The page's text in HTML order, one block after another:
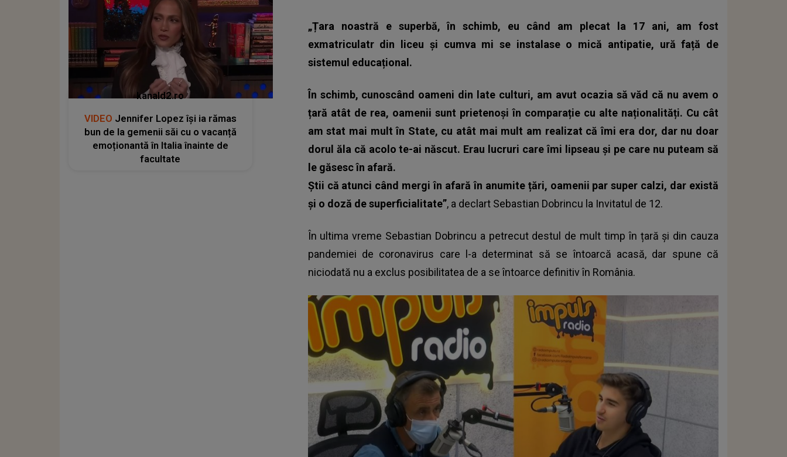
„Țara noastră e superbă, în schimb, eu când am plecat la 17 ani, am fost
exmatriculatr din liceu și cumva mi se instalase o mică antipatie, ură față de
sistemul educațional.
În schimb, cunoscând oameni din late culturi, am avut ocazia să văd că nu avem o
țară atât de rea, oamenii sunt prietenoși în comparație cu alte naționalități. Cu cât
am stat mai mult în State, cu atât mai mult am realizat că îmi era dor, dar nu doar
dorul ăla că acolo te-ai născut. Erau lucruri care îmi lipseau și pe care nu puteam să
le găsesc în afară.
Știi că atunci când mergi în afară în anumite țări, oamenii par super calzi, dar există
și o doză de superficialitate”, a declart Sebastian Dobrincu la Invitatul de 12.
În ultima vreme Sebastian Dobrincu a petrecut destul de mult timp în țară și din cauza
pandemiei de coronavirus care l-a determinat să se întoarcă acasă, dar spune că
niciodată nu a exclus posibilitatea de a se întoarce definitiv în România.
kanald2.ro
VIDEO Jennifer Lopez își ia rămas
bun de la gemenii săi cu o vacanță
emoționantă în Italia înainte de
facultate